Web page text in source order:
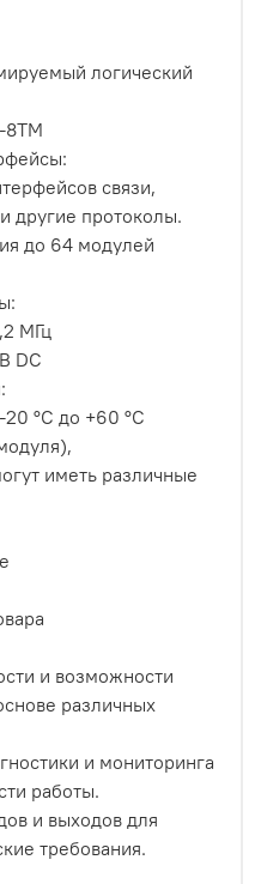
логический
связи,
другие протоколы.
до 64 модулей
МГц
DC
°C до +60 °C
иметь различные
и возможности
различных
и мониторинга
работы.
и выходов для
требования.